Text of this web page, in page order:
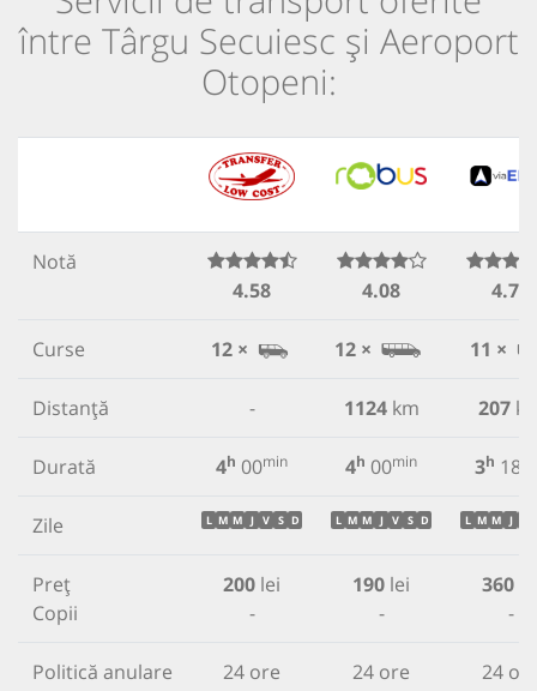
între Târgu Secuiesc și Aeroport
Otopeni:
Notă
4.58
4.08 4.78
Curse 12 × 12 × 11 ×
Distanță - 1124km 207
Durată 4h 00min 4h 00min 3h 18
Zile L M M J V S D L M M J V S D L M M J
Preț
Copii
200 lei
-
190 lei
-
360
-
Politică anulare 24 ore 24 ore 24